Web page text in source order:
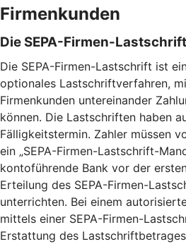
Firmenkunden
Die SEPA-Firmen-Lastschrift
Die SEPA-Firmen-Lastschrift ist
optionales Lastschriftverfahren,
Firmenkunden untereinander
können. Die Lastschriften haben
Fälligkeitstermin. Zahler müssen
ein „SEPA-Firmen-Lastschrift-
kontoführende Bank vor der
Erteilung des SEPA-Firmen-
unterrichten. Bei einem
mittels einer SEPA-Firmen-
Erstattung des